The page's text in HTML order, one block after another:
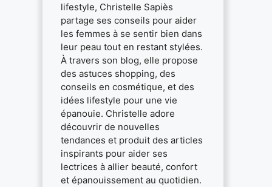
lifestyle, Christelle Sapiès
partage ses conseils pour aider
les femmes à se sentir bien dans
leur peau tout en restant stylées.
À travers son blog, elle propose
des astuces shopping, des
conseils en cosmétique, et des
idées lifestyle pour une vie
épanouie. Christelle adore
découvrir de nouvelles
tendances et produit des articles
inspirants pour aider ses
lectrices à allier beauté, confort
et épanouissement au quotidien.